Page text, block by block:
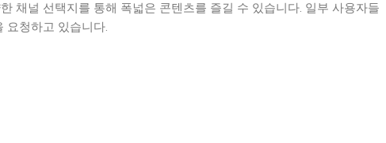
채널 선택지를 통해 폭넓은 콘텐츠를 즐길 수 있습니다. 일부 사용자들
요청하고 있습니다.